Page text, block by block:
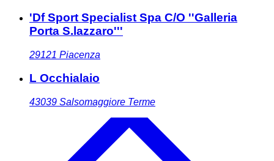
'Df Sport Specialist Spa C/O ''Galleria
Porta S.lazzaro'''
29121 Piacenza
L Occhialaio
43039 Salsomaggiore Terme